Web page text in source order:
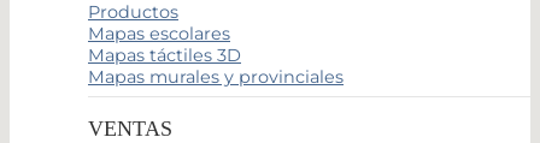
Productos
Mapas escolares
Mapas táctiles 3D
Mapas murales y provinciales
VENTAS